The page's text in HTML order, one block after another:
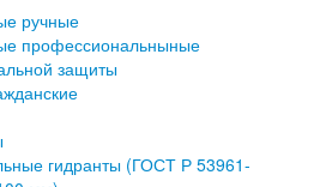
ручные
профессиональныные
защиты
гидранты (ГОСТ Р 53961-